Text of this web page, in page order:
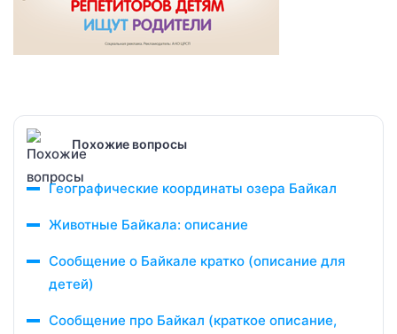
Похожие вопросы
Географические координаты озера Байкал
Животные Байкала: описание
Сообщение о Байкале кратко (описание для
детей)
Сообщение про Байкал (краткое описание,